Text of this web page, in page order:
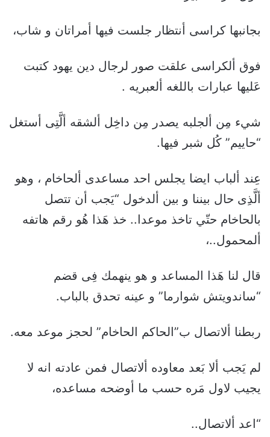
بجانبها كراسى أنتظار جلست فيها أمراتان و شاب،
فوق ألكراسى علقت صور لرجال دين يهود كتبت
عَليها عبارات باللغه ألعبريه .
شيء مِن ألجلبه يصدر مِن داخِل ألشقه ألَّتِى أستغل
“حاييم” كُل شبر فيها.
عِند ألباب ايضا يجلس احد مساعدى ألحاخام ، وهو
ألَّذِى حال بيننا و بين ألدخول “يَجب أن تتصل
بالحاخام حتّي تاخذ موعدا.. خذ هَذا هُو رقم هاتفه
ألمحمول..،
قال لنا هَذا المساعد و هو ينهمك فِى قضم
“ساندويتش شوارما” و عينه تحدق بالباب.
ربطنا ألاتصال ب”الحاكم الحاخام” لحجز موعد معه.
لم يَجب ألا بَعد معاوده ألاتصال فمن عادته انه لا
يجيب لاول مَره حسب ما أوضحه مساعده،
“اعد ألاتصال..